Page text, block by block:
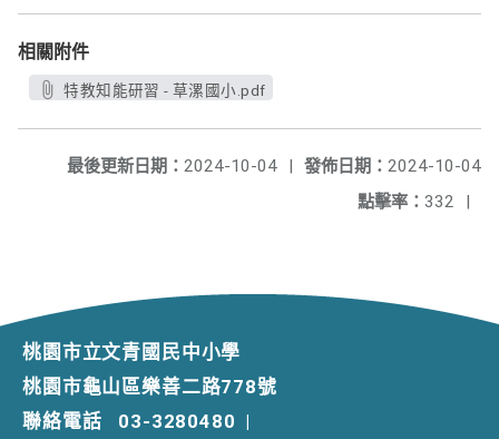
相關附件
特教知能研習 - 草漯國小.pdf
發佈日期： 2024-10-04
最後更新日期： 2024-10-04
|
點擊率： 332 |
桃園市立文青國民中小學
桃園市龜山區樂善二路778號
聯絡電話
03-3280480 |